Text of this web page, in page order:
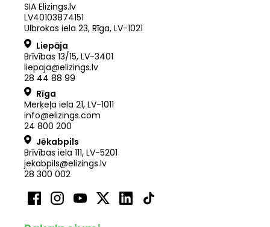
SIA Elizings.lv
LV40103874151
Ulbrokas iela 23, Rīga, LV-1021
Liepāja
Brīvības 13/15, LV-3401
liepaja@elizings.lv
28 44 88 99
Rīga
Merķeļa iela 21, LV-1011
info@elizings.com
24 800 200
Jēkabpils
Brīvības iela 111, LV-5201
jekabpils@elizings.lv
28 300 002